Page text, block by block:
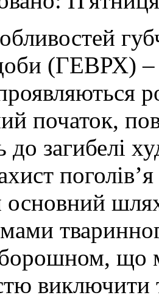
(ГЕВРХ) –
початок,
до загибелі
що
виключити